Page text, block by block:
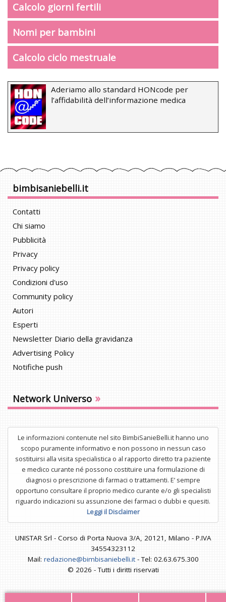
Calcolo giorni fertili
Nomi per bambini
Calcolo ciclo mestruale
Aderiamo allo standard HONcode per
l’affidabilità dell’informazione medica
bimbisaniebelli.it
Contatti
Chi siamo
Pubblicità
Privacy
Privacy policy
Condizioni d'uso
Community policy
Autori
Esperti
Newsletter Diario della gravidanza
Advertising Policy
Notifiche push
Network Universo »
Le informazioni contenute nel sito BimbiSanieBelli.it hanno uno
scopo puramente informativo e non possono in nessun caso
sostituirsi alla visita specialistica o al rapporto diretto tra paziente
e medico curante né possono costituire una formulazione di
diagnosi o prescrizione di farmaci o trattamenti. E’ sempre
opportuno consultare il proprio medico curante e/o gli specialisti
riguardo indicazioni su assunzione dei farmaci o dubbi e quesiti.
Leggi il Disclaimer
UNISTAR Srl - Corso di Porta Nuova 3/A, 20121, Milano - P.IVA
34554323112
Mail: redazione@bimbisaniebelli.it- Tel: 02.63.675.300
© 2026 - Tutti i diritti riservati